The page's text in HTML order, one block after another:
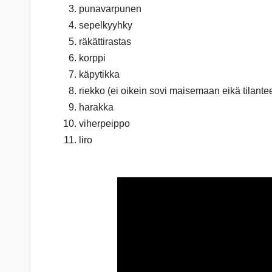
punavarpunen
sepelkyyhky
räkättirastas
korppi
käpytikka
riekko (ei oikein sovi maisemaan eikä
harakka
viherpeippo
liro